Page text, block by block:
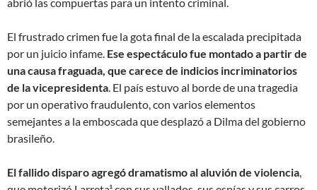
El frustrado crimen fue la gota final de la escalada precipitada
por un juicio infame. Ese espectáculo fue montado a partir de
una causa fraguada, que carece de indicios incriminatorios
de la vicepresidenta. El país estuvo al borde de una tragedia
por un operativo fraudulento, con varios elementos
semejantes a la emboscada que desplazó a Dilma del gobierno
brasileño.
El fallido disparo agregó dramatismo al aluvión de violencia,